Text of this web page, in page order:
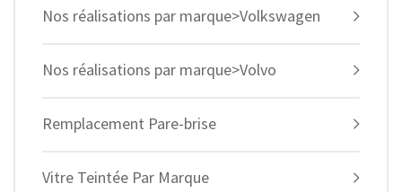
Nos réalisations par marque>Volkswagen
Nos réalisations par marque>Volvo
Remplacement Pare-brise
Vitre Teintée Par Marque